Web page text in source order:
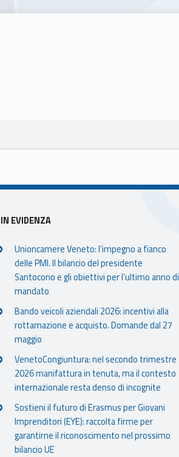
Sidebar
IN EVIDENZA
Unioncamere Veneto: l’impegno a fianco
delle PMI. Il bilancio del presidente
Santocono e gli obiettivi per l’ultimo anno di
mandato
Bando veicoli aziendali 2026: incentivi alla
rottamazione e acquisto. Domande dal 27
maggio
VenetoCongiuntura: nel secondo trimestre
2026 manifattura in tenuta, ma il contesto
internazionale resta denso di incognite
Sostieni il futuro di Erasmus per Giovani
Imprenditori (EYE): raccolta firme per
garantirne il riconoscimento nel prossimo
bilancio UE